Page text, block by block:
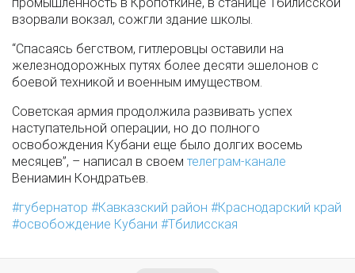
взорвали вокзал, сожгли здание школы.
“Спасаясь бегством, гитлеровцы оставили на
железнодорожных путях более десяти эшелонов с
боевой техникой и военным имуществом.
Советская армия продолжила развивать успех
наступательной операции, но до полного
освобождения Кубани еще было долгих восемь
месяцев”, – написал в своем телеграм-канале
Вениамин Кондратьев.
губернатор
Кавказский район
Краснодарский край
освобождение Кубани
Тбилисская